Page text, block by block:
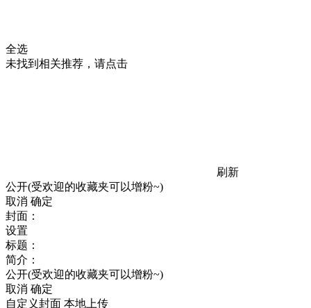
全选
未找到相关推荐，请点击
刷新
公开(受欢迎的收藏夹可以增粉~)
取消 确定
封面：
设置
标题：
简介：
公开(受欢迎的收藏夹可以增粉~)
取消 确定
自定义封面 本地上传